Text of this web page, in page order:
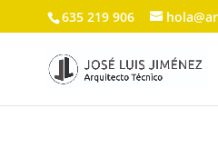
635 219 906